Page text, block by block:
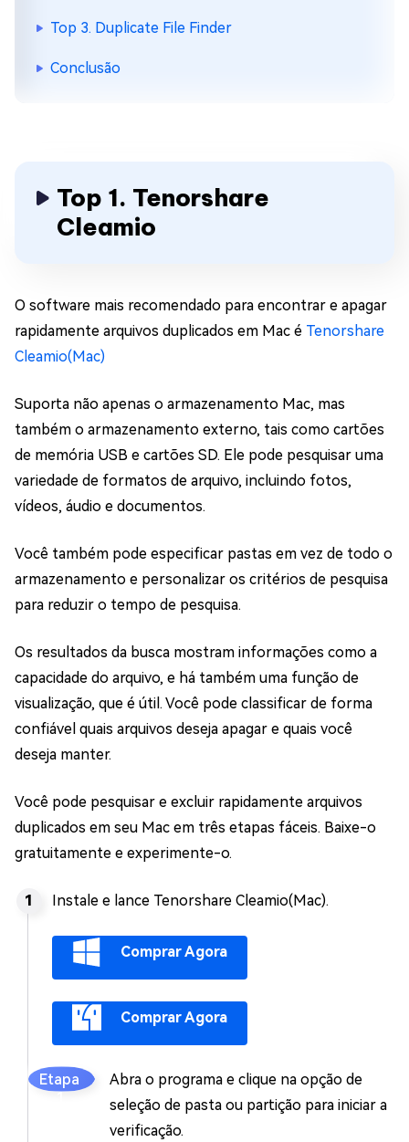
Top 3. Duplicate File Finder
Conclusão
Top 1. Tenorshare
Cleamio
O software mais recomendado para encontrar e apagar
rapidamente arquivos duplicados em Mac é Tenorshare
Cleamio(Mac)
Suporta não apenas o armazenamento Mac, mas
também o armazenamento externo, tais como cartões
de memória USB e cartões SD. Ele pode pesquisar uma
variedade de formatos de arquivo, incluindo fotos,
vídeos, áudio e documentos.
Você também pode especificar pastas em vez de todo o
armazenamento e personalizar os critérios de pesquisa
para reduzir o tempo de pesquisa.
Os resultados da busca mostram informações como a
capacidade do arquivo, e há também uma função de
visualização, que é útil. Você pode classificar de forma
confiável quais arquivos deseja apagar e quais você
deseja manter.
Você pode pesquisar e excluir rapidamente arquivos
duplicados em seu Mac em três etapas fáceis. Baixe-o
gratuitamente e experimente-o.
Instale e lance Tenorshare Cleamio(Mac).
Comprar Agora
Comprar Agora
Abra o programa e clique na opção de
seleção de pasta ou partição para iniciar a
verificação.